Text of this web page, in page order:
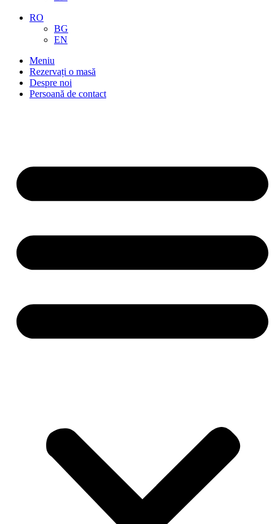
RO
BG
EN
Meniu
Rezervați o masă
Despre noi
Persoană de contact